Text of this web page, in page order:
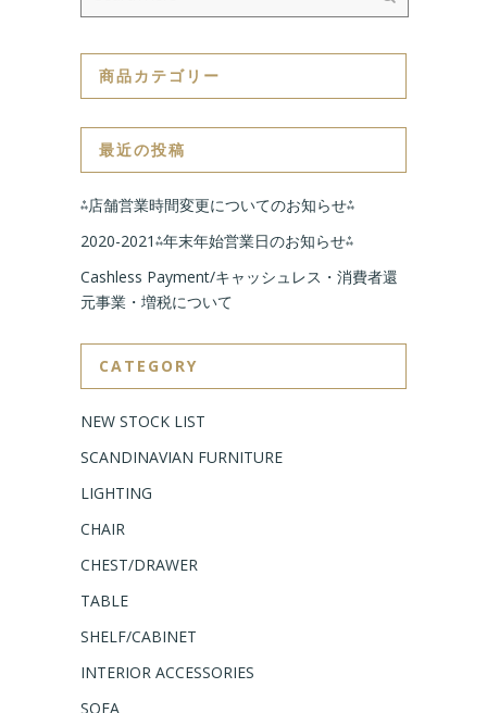
商品カテゴリー
最近の投稿
⁂店舗営業時間変更についてのお知らせ⁂
2020-2021⁂年末年始営業日のお知らせ⁂
Cashless Payment/キャッシュレス・消費者還
元事業・増税について
CATEGORY
NEW STOCK LIST
SCANDINAVIAN FURNITURE
LIGHTING
CHAIR
CHEST/DRAWER
TABLE
SHELF/CABINET
INTERIOR ACCESSORIES
SOFA